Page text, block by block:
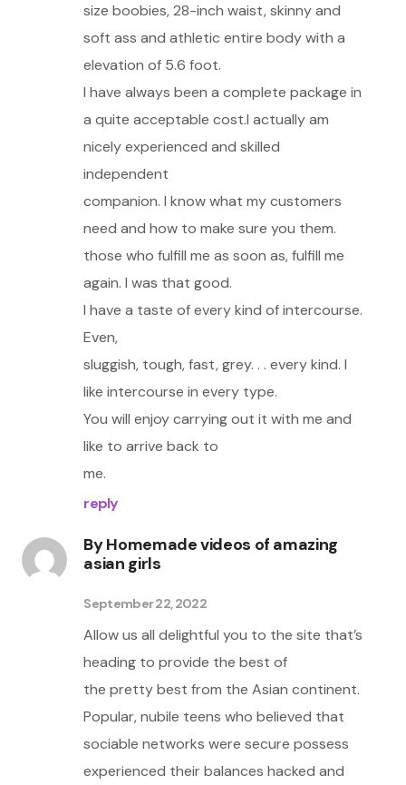
size boobies, 28-inch waist, skinny and
soft ass and athletic entire body with a
elevation of 5.6 foot.
I have always been a complete package in
a quite acceptable cost.I actually am
nicely experienced and skilled
independent
companion. I know what my customers
need and how to make sure you them.
those who fulfill me as soon as, fulfill me
again. I was that good.
I have a taste of every kind of intercourse.
Even,
sluggish, tough, fast, grey. . . every kind. I
like intercourse in every type.
You will enjoy carrying out it with me and
like to arrive back to
me.
reply
ByHomemade videos of amazing
asian girls
September 22, 2022
Allow us all delightful you to the site that’s
heading to provide the best of
the pretty best from the Asian continent.
Popular, nubile teens who believed that
sociable networks were secure possess
experienced their balances hacked and